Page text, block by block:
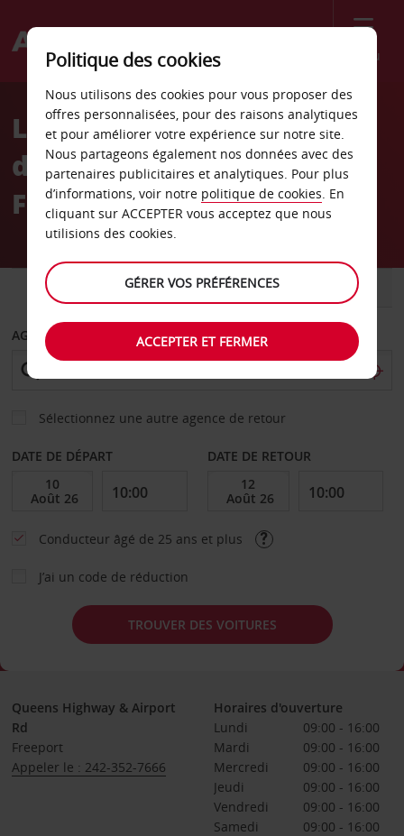
Menu
Welcome
AvisLocation de voiture quai
des bateaux de croisière,
Freeport
UTILITAIRE
AGENCE DE DÉPART
Sélectionnez une autre agence de retour
DATE DE DÉPART DATE DE RETOUR
Conducteur âgé de 25 ans et plus
J’ai un code de réduction
TROUVER DES VOITURES
Queens Highway & Airport
Rd
Freeport
Appeler le : 242-352-7666
Horaires d'ouverture
Lundi
09:00 - 16:00
Mardi
09:00 - 16:00
Mercredi
09:00 - 16:00
Jeudi
09:00 - 16:00
Vendredi
09:00 - 16:00
Samedi
09:00 - 16:00
Politique des cookies
Nous utilisons des cookies pour vous proposer des
offres personnalisées, pour des raisons analytiques
et pour améliorer votre expérience sur notre site.
Nous partageons également nos données avec des
partenaires publicitaires et analytiques. Pour plus
d’informations, voir notre politique de cookies. En
cliquant sur ACCEPTER vous acceptez que nous
utilisions des cookies.
GÉRER VOS PRÉFÉRENCES
ACCEPTER ET FERMER